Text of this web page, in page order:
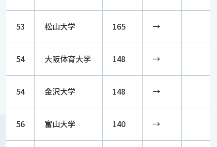
53 松山大学 165 →
54 大阪体育大学 148 →
54 金沢大学 148 →
56 富山大学 140 →